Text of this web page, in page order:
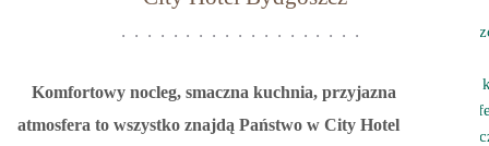
Pokoje
Centrum
Sale
Komfortowy nocleg, smaczna kuchnia, przyjazna
atmosfera to wszystko znajdą Państwo w City Hotel